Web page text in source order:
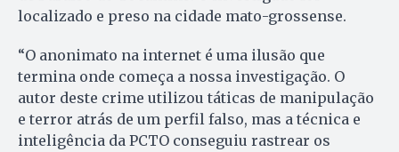
localizado e preso na cidade mato-grossense.
“O anonimato na internet é uma ilusão que
termina onde começa a nossa investigação. O
autor deste crime utilizou táticas de manipulação
e terror atrás de um perfil falso, mas a técnica e
inteligência da PCTO conseguiu rastrear os